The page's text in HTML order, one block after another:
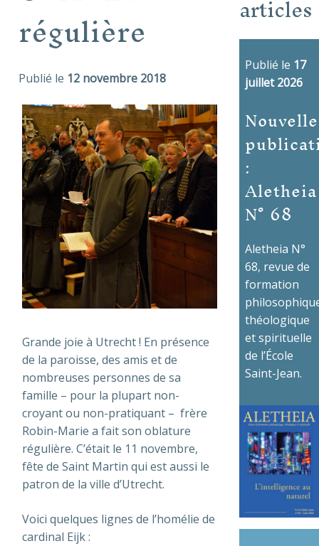
régulière
Publié le 12 novembre 2018
Grande joie à Utrecht ! En présence
de la paroisse, des amis et de
nombreuses personnes de sa
famille – pour la plupart non-
croyant ou non-pratiquant – frère
Robin-Marie a fait son oblature
régulière. C’était le 11 novembre,
fête de Saint Martin qui est aussi le
patron de la ville d’Utrecht.
Voici quelques lignes de l’homélie de
cardinal Eijk :
articles
Publié le 17
juillet 2026
Nouvelle
:
Aletheia
N° 68
Aletheia N°
68, revue de
formation
théologique
et spirituelle
de l’École
Saint-Jean.